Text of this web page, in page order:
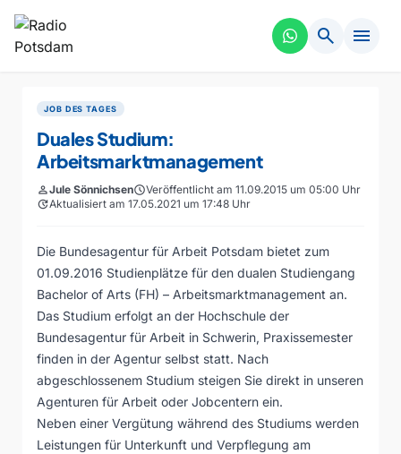
search menu
JOB DES TAGES
Duales Studium:
Arbeitsmarktmanagement
personJule SönnichsenscheduleVeröffentlicht am 11.09.2015 um 05:00 Uhr
updateAktualisiert am 17.05.2021 um 17:48 Uhr
Die Bundesagentur für Arbeit Potsdam bietet zum
01.09.2016 Studienplätze für den dualen Studiengang
Bachelor of Arts (FH) – Arbeitsmarktmanagement an.
Das Studium erfolgt an der Hochschule der
Bundesagentur für Arbeit in Schwerin, Praxissemester
finden in der Agentur selbst statt. Nach
abgeschlossenem Studium steigen Sie direkt in unseren
Agenturen für Arbeit oder Jobcentern ein.
Neben einer Vergütung während des Studiums werden
Leistungen für Unterkunft und Verpflegung am